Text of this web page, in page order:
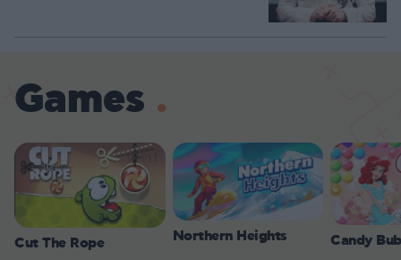
Games
Cut The Rope Northern Heights Candy